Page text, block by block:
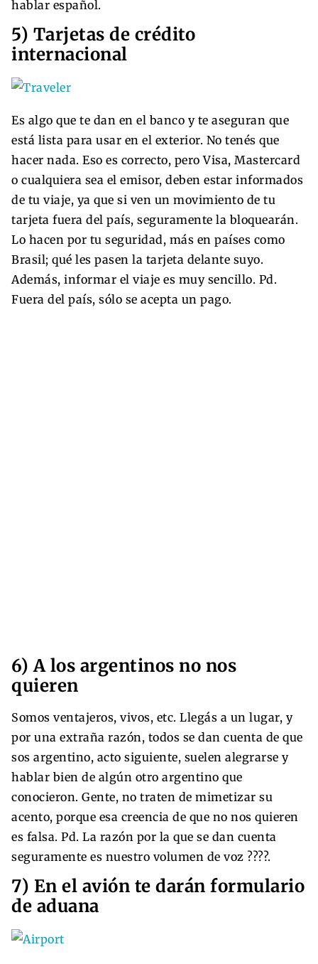
hablar español.
5) Tarjetas de crédito
internacional
Es algo que te dan en el banco y te aseguran que
está lista para usar en el exterior. No tenés que
hacer nada. Eso es correcto, pero Visa, Mastercard
o cualquiera sea el emisor, deben estar informados
de tu viaje, ya que si ven un movimiento de tu
tarjeta fuera del país, seguramente la bloquearán.
Lo hacen por tu seguridad, más en países como
Brasil; qué les pasen la tarjeta delante suyo.
Además, informar el viaje es muy sencillo. Pd.
Fuera del país, sólo se acepta un pago.
6) A los argentinos no nos
quieren
Somos ventajeros, vivos, etc. Llegás a un lugar, y
por una extraña razón, todos se dan cuenta de que
sos argentino, acto siguiente, suelen alegrarse y
hablar bien de algún otro argentino que
conocieron. Gente, no traten de mimetizar su
acento, porque esa creencia de que no nos quieren
es falsa. Pd. La razón por la que se dan cuenta
seguramente es nuestro volumen de voz ????.
7) En el avión te darán formulario
de aduana